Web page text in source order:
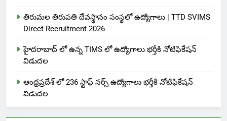
తిరుమల తిరుపతి దేవస్థానం సంస్థలో ఉద్యోగాలు | TTD SVIMS
Direct Recruitment 2026
హైదరాబాద్ లో ఉన్న TIMS లో ఉద్యోగాలు భర్తీకి నోటిఫికేషన్
విడుదల
ఆంధ్రప్రదేశ్ లో 236 స్టాఫ్ నర్స్ ఉద్యోగాలు భర్తీకి నోటిఫికేషన్
విడుదల